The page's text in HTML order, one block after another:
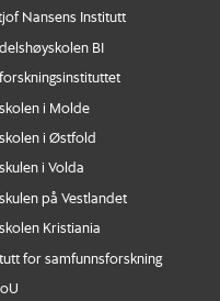
Nansens Institutt
BI
i Molde
i Østfold
i Volda
på Vestlandet
Kristiania
for samfunnsforskning